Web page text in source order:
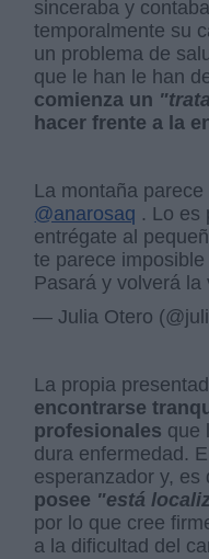
sinceraba y
temporalmente su
un problema de
que le han le han
comienza un
hacer frente a la
La montaña
@anarosaq . Lo es
entrégate al
te parece
Pasará y volverá la
— Julia Otero
La propia
encontrarse
profesionales que
dura enfermedad.
esperanzador y, es
posee "está
por lo que cree
a la dificultad del